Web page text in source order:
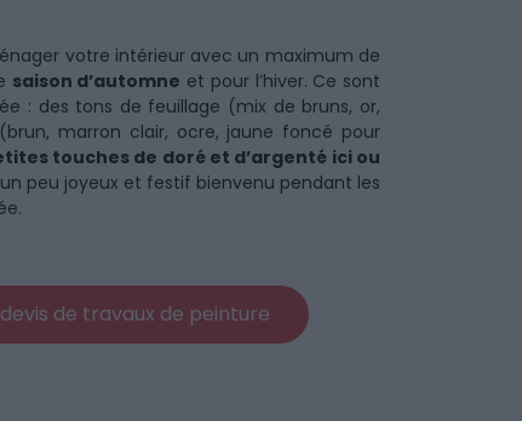
votre intérieur avec un maximum de
saison d’automne et pour l’hiver. Ce sont
: des tons de feuillage (mix de bruns, or,
marron clair, ocre, jaune foncé pour
touches de doré et d’argenté ici ou
peu joyeux et festif bienvenu pendant les
de travaux de peinture